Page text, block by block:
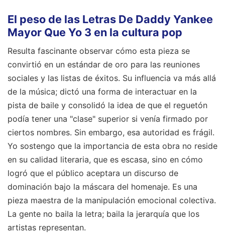
El peso de las Letras De Daddy Yankee
Mayor Que Yo 3 en la cultura pop
Resulta fascinante observar cómo esta pieza se
convirtió en un estándar de oro para las reuniones
sociales y las listas de éxitos. Su influencia va más allá
de la música; dictó una forma de interactuar en la
pista de baile y consolidó la idea de que el reguetón
podía tener una "clase" superior si venía firmado por
ciertos nombres. Sin embargo, esa autoridad es frágil.
Yo sostengo que la importancia de esta obra no reside
en su calidad literaria, que es escasa, sino en cómo
logró que el público aceptara un discurso de
dominación bajo la máscara del homenaje. Es una
pieza maestra de la manipulación emocional colectiva.
La gente no baila la letra; baila la jerarquía que los
artistas representan.